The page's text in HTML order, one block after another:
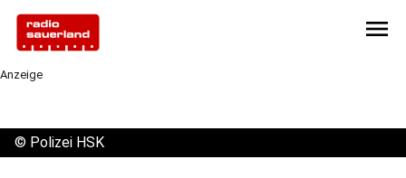
menu
Anzeige
© Polizei HSK